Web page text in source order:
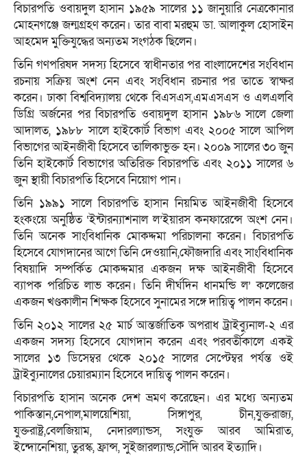
বিচারপতি ওবায়দুল হাসান ১৯৫৯ সালের ১১ জানুয়ারি নেত্রকোনার
মোহনগঞ্জে জন্মগ্রহণ করেন। তার বাবা মরহুম ডা. আলাকুল হোসাইন
আহমেদ মুক্তিযুদ্ধের অন্যতম সংগঠক ছিলেন।
তিনি গণপরিষদ সদস্য হিসেবে স্বাধীনতার পর বাংলাদেশের সংবিধান
রচনায় সক্রিয় অংশ নেন এবং সংবিধান রচনার পর তাতে স্বাক্ষর
করেন। ঢাকা বিশ্ববিদ্যালয় থেকে বিএসএস,এমএসএস ও এলএলবি
ডিগ্রি অর্জনের পর বিচারপতি ওবায়দুল হাসান ১৯৮৬ সালে জেলা
আদালত, ১৯৮৮ সালে হাইকোর্ট বিভাগ এবং ২০০৫ সালে আপিল
বিভাগের আইনজীবী হিসেবে তালিকাভুক্ত হন। ২০০৯ সালের ৩০ জুন
তিনি হাইকোর্ট বিভাগের অতিরিক্ত বিচারপতি এবং ২০১১ সালের ৬
জুন স্থায়ী বিচারপতি হিসেবে নিয়োগ পান।
তিনি ১৯৯১ সালে বিচারপতি হাসান নিয়মিত আইনজীবী হিসেবে
হংকংয়ে অনুষ্ঠিত ‘ইন্টারন্যাশনাল ল’ইয়ারস কনফারেন্সে অংশ নেন।
তিনি অনেক সাংবিধানিক মোকদ্দমা পরিচালনা করেন। বিচারপতি
হিসেবে যোগদানের আগে তিনি দেওয়ানি,ফৌজদারি এবং সাংবিধানিক
বিষয়াদি সম্পর্কিত মোকদ্দমার একজন দক্ষ আইনজীবী হিসেবে
ব্যাপক পরিচিত লাভ করেন। তিনি দীর্ঘদিন ধানমন্ডি ল’ কলেজের
একজন খণ্ডকালীন শিক্ষক হিসেবে সুনামের সঙ্গে দায়িত্ব পালন করেন।
তিনি ২০১২ সালের ২৫ মার্চ আন্তর্জাতিক অপরাধ ট্রাইব্যুনাল-২ এর
একজন সদস্য হিসেবে যোগদান করেন এবং পরবর্তীকালে একই
সালের ১৩ ডিসেম্বর থেকে ২০১৫ সালের সেপ্টেম্বর পর্যন্ত ওই
ট্রাইব্যুনালের চেয়ারম্যান হিসেবে দায়িত্ব পালন করেন।
বিচারপতি হাসান অনেক দেশ ভ্রমণ করেছেন। এর মধ্যে অন্যতম
পাকিস্তান,নেপাল,মালয়েশিয়া, সিঙ্গাপুর, চীন,যুক্তরাজ্য,
যুক্তরাষ্ট্র,বেলজিয়াম, নেদারল্যান্ডস, সংযুক্ত আরব আমিরাত,
ইন্দোনেশিয়া, তুরস্ক, ফ্রান্স, সুইজারল্যান্ড,সৌদি আরব ইত্যাদি।